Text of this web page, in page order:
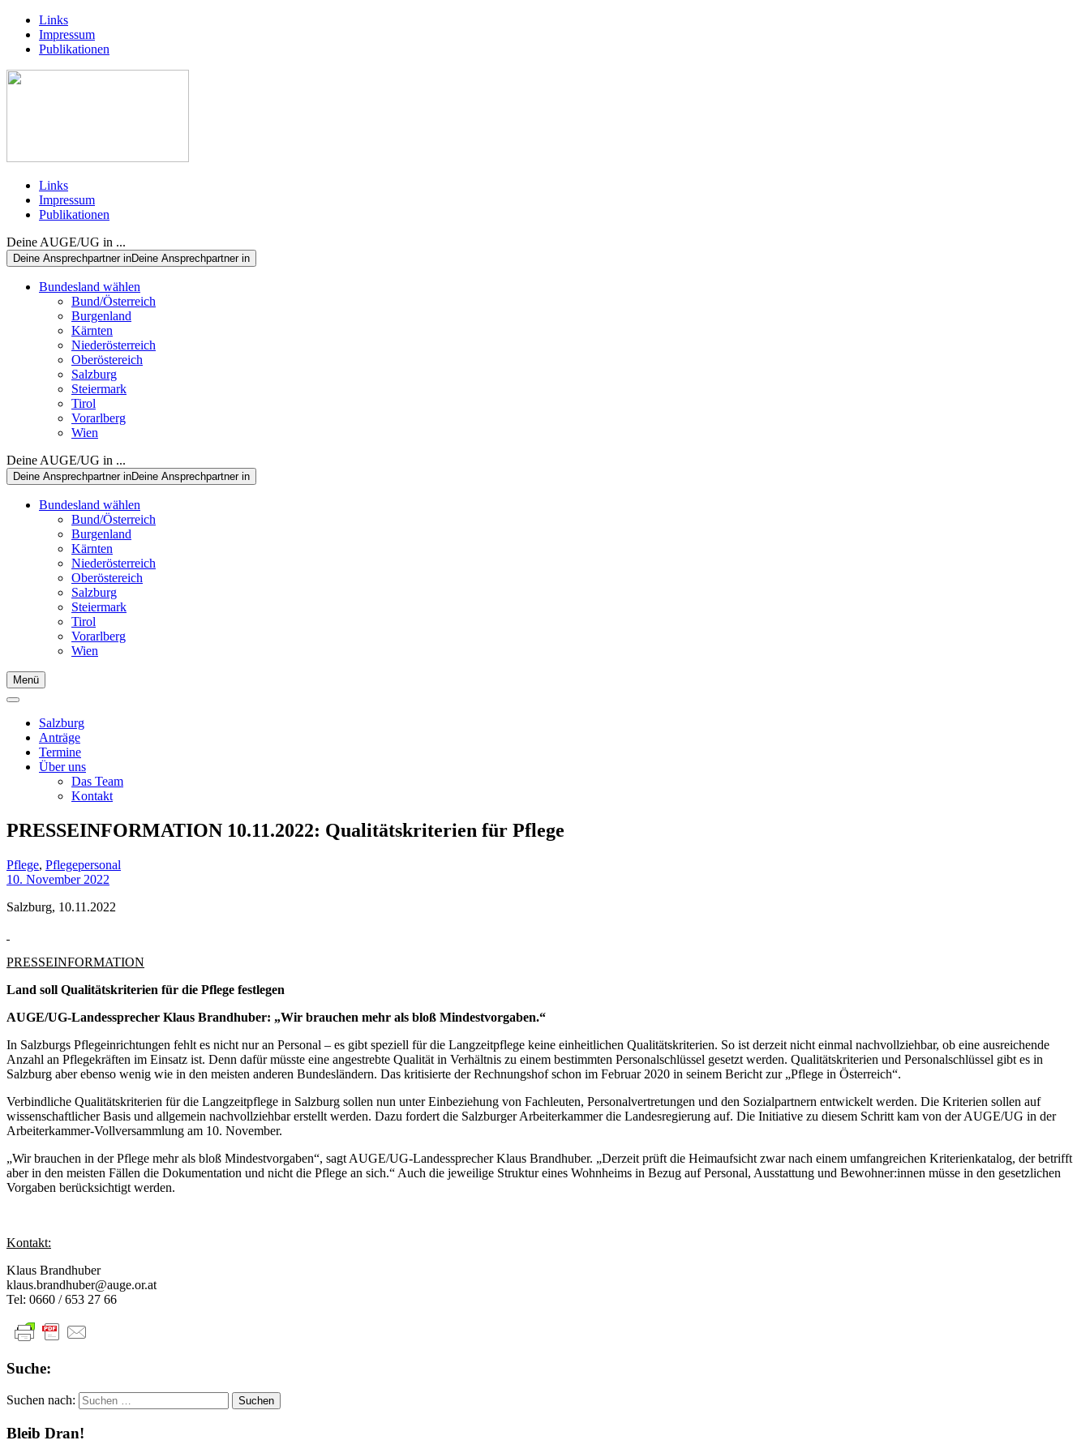
Links
Impressum
Publikationen
Links
Impressum
Publikationen
Deine AUGE/UG in ...
Deine Ansprechpartner inDeine Ansprechpartner in
Bundesland wählen
Bund/Österreich
Burgenland
Kärnten
Niederösterreich
Oberöstereich
Salzburg
Steiermark
Tirol
Vorarlberg
Wien
Deine AUGE/UG in ...
Deine Ansprechpartner inDeine Ansprechpartner in
Bundesland wählen
Bund/Österreich
Burgenland
Kärnten
Niederösterreich
Oberöstereich
Salzburg
Steiermark
Tirol
Vorarlberg
Wien
Menü
Salzburg
Anträge
Termine
Über uns
Das Team
Kontakt
PRESSEINFORMATION 10.11.2022: Qualitätskriterien für Pflege
Pflege, Pflegepersonal
10. November 2022
Salzburg, 10.11.2022
PRESSEINFORMATION
Land soll Qualitätskriterien für die Pflege festlegen
AUGE/UG-Landessprecher Klaus Brandhuber: „Wir brauchen mehr als bloß Mindestvorgaben.“
In Salzburgs Pflegeinrichtungen fehlt es nicht nur an Personal – es gibt speziell für die Langzeitpflege keine einheitlichen Qualitätskriterien. So ist derzeit nicht einmal nachvollziehbar, ob eine ausreichende
Anzahl an Pflegekräften im Einsatz ist. Denn dafür müsste eine angestrebte Qualität in Verhältnis zu einem bestimmten Personalschlüssel gesetzt werden. Qualitätskriterien und Personalschlüssel gibt es in
Salzburg aber ebenso wenig wie in den meisten anderen Bundesländern. Das kritisierte der Rechnungshof schon im Februar 2020 in seinem Bericht zur „Pflege in Österreich“.
Verbindliche Qualitätskriterien für die Langzeitpflege in Salzburg sollen nun unter Einbeziehung von Fachleuten, Personalvertretungen und den Sozialpartnern entwickelt werden. Die Kriterien sollen auf
wissenschaftlicher Basis und allgemein nachvollziehbar erstellt werden. Dazu fordert die Salzburger Arbeiterkammer die Landesregierung auf. Die Initiative zu diesem Schritt kam von der AUGE/UG in der
Arbeiterkammer-Vollversammlung am 10. November.
„Wir brauchen in der Pflege mehr als bloß Mindestvorgaben“, sagt AUGE/UG-Landessprecher Klaus Brandhuber. „Derzeit prüft die Heimaufsicht zwar nach einem umfangreichen Kriterienkatalog, der betrifft
aber in den meisten Fällen die Dokumentation und nicht die Pflege an sich.“ Auch die jeweilige Struktur eines Wohnheims in Bezug auf Personal, Ausstattung und Bewohner:innen müsse in den gesetzlichen
Vorgaben berücksichtigt werden.
Kontakt:
Klaus Brandhuber
klaus.brandhuber@auge.or.at
Tel: 0660 / 653 27 66
Suche:
Suchen nach:
Bleib Dran!